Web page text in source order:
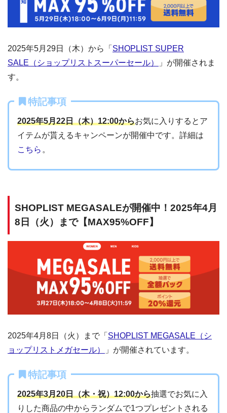
2025年5月29日（木）から「 SHOPLIST SUPER
SALE（ショップリストスーパーセール）
」が開催されま
す。
特記事項
2025年5月22日（木）12:00からお気に入りするとア
イテムが貰えるキャンペーンが開催中です。詳細は
こちら 。
SHOPLIST MEGASALEが開催中！2025年4月
8日（火）まで【MAX95%OFF】
2025年4月8日（火）まで「 SHOPLIST MEGASALE（シ
ョップリストメガセール）
」が開催されています。
特記事項
2025年3月20日（木・祝）12:00から抽選でお気に入
りした商品の中からランダムで1つプレゼントされる